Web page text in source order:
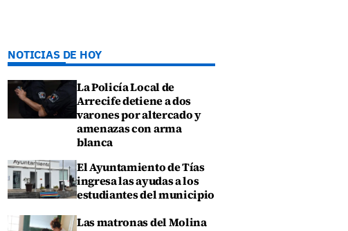
NOTICIAS DE HOY
La Policía Local de
Arrecife detiene a dos
varones por altercado y
amenazas con arma
blanca
El Ayuntamiento de Tías
ingresa las ayudas a los
estudiantes del municipio
Las matronas del Molina